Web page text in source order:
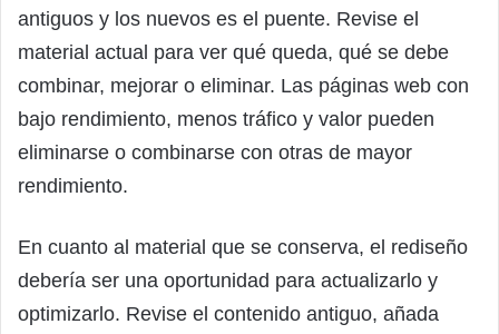
antiguos y los nuevos es el puente. Revise el
material actual para ver qué queda, qué se debe
combinar, mejorar o eliminar. Las páginas web con
bajo rendimiento, menos tráfico y valor pueden
eliminarse o combinarse con otras de mayor
rendimiento.
En cuanto al material que se conserva, el rediseño
debería ser una oportunidad para actualizarlo y
optimizarlo. Revise el contenido antiguo, añada